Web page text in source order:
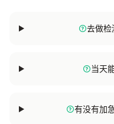
去做检
当天
有没有加